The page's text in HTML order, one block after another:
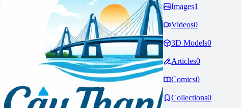
Images1
Videos0
3D Models0
Articles0
Comics0
Collections0